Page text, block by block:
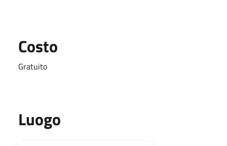
Costo
Gratuito
Luogo